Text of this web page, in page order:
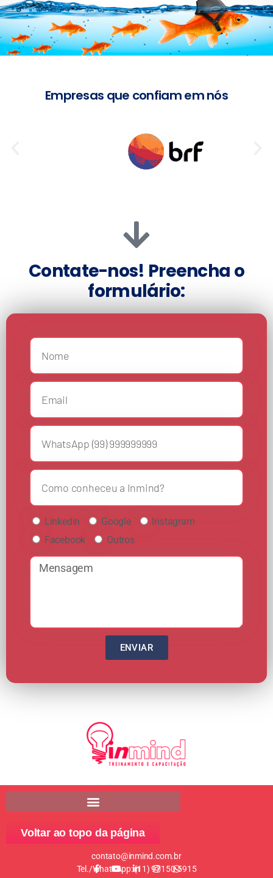
Empresas que confiam em nós
Contate-nos! Preencha o
formulário:
Linkedin Google
Instagram
Facebook
Outros
ENVIAR
Voltar ao topo da página
contato@inmind.com.br
Tel./WhatsApp: (11) 97150-5915